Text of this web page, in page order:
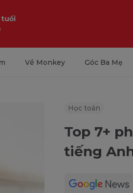
tuổi
Về Monkey Góc Ba Mẹ
Học toán
Top 7+
tiếng